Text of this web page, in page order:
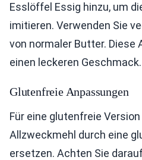
Esslöffel Essig hinzu, um
imitieren. Verwenden Sie
von normaler Butter. Diese
einen leckeren Geschmack.
Glutenfreie Anpassungen
Für eine glutenfreie
Allzweckmehl durch eine
ersetzen. Achten Sie